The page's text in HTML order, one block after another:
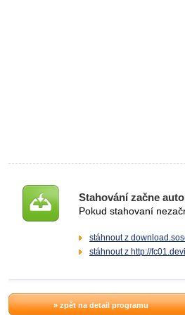
Stahování začne
Pokud stahovaní
stáhnout z
stáhnout z http://
» zpět na detail programu